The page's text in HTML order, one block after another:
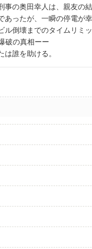
事の奥田幸人は、親友の
あったが、一瞬の停電
ル倒壊までのタイムリ
破の真相ーー
誰を助ける。